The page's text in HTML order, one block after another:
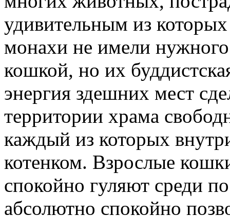
удивительным из
монахи не имели
кошкой, но их
энергия здешних мест
территории храма
каждый из которых
котенком. Взрослые
спокойно гуляют среди
абсолютно спокойно